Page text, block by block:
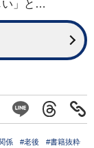
い」と…
係 #老後 #書籍抜粋